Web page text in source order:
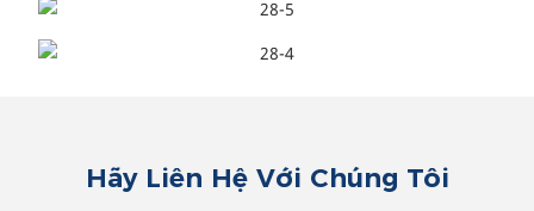
Hãy Liên Hệ Với Chúng Tôi